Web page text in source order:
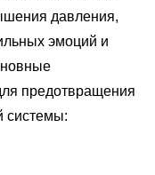
давления,
эмоций и
предотвращения
системы: